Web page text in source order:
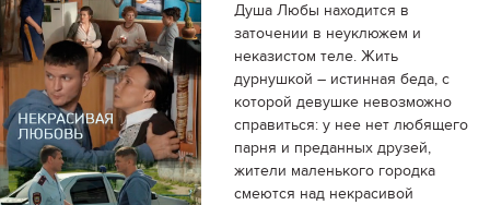
Душа Любы находится в
заточении в неуклюжем и
неказистом теле. Жить
дурнушкой – истинная беда, с
которой девушке невозможно
справиться: у нее нет любящего
парня и преданных друзей,
жители маленького городка
смеются над некрасивой